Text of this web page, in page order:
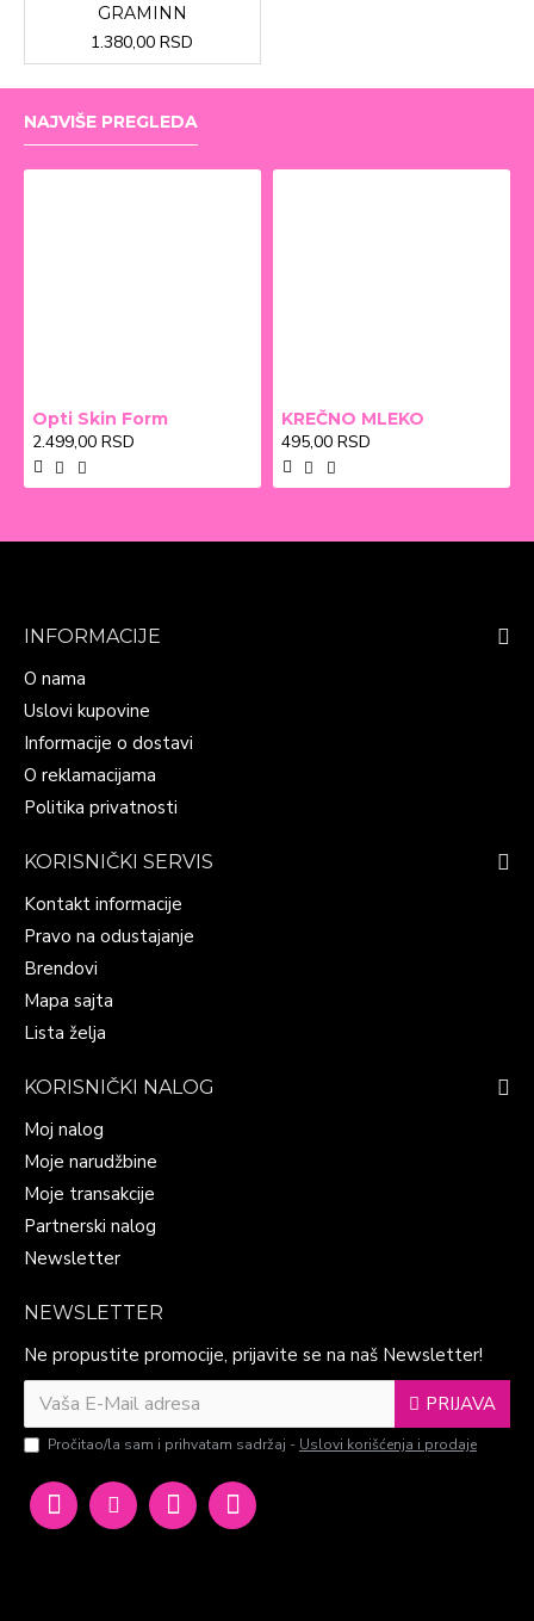
GRAMINN
1.380,00 RSD
NAJVIŠE PREGLEDA
Opti Skin Form
2.499,00 RSD
KREČNO MLEKO
495,00 RSD
INFORMACIJE
O nama
Uslovi kupovine
Informacije o dostavi
O reklamacijama
Politika privatnosti
KORISNIČKI SERVIS
Kontakt informacije
Pravo na odustajanje
Brendovi
Mapa sajta
Lista želja
KORISNIČKI NALOG
Moj nalog
Moje narudžbine
Moje transakcije
Partnerski nalog
Newsletter
NEWSLETTER
Ne propustite promocije, prijavite se na naš Newsletter!
PRIJAVA
Pročitao/la sam i prihvatam sadržaj - Uslovi korišćenja i prodaje